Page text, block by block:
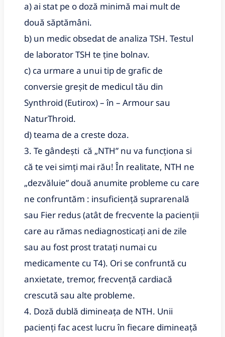
a) ai stat pe o doză minimă mai mult de
două săptămâni.
b) un medic obsedat de analiza TSH. Testul
de laborator TSH te ține bolnav.
c) ca urmare a unui tip de grafic de
conversie greșit de medicul tău din
Synthroid (Eutirox) – în – Armour sau
NaturThroid.
d) teama de a creste doza.
3. Te gândești că „NTH” nu va funcționa si
că te vei simți mai rău! În realitate, NTH ne
„dezvăluie” două anumite probleme cu care
ne confruntăm : insuficiență suprarenală
sau Fier redus (atât de frecvente la pacienții
care au rămas nediagnosticați ani de zile
sau au fost prost tratați numai cu
medicamente cu T4). Ori se confruntă cu
anxietate, tremor, frecvență cardiacă
crescută sau alte probleme.
4. Doză dublă dimineața de NTH. Unii
pacienți fac acest lucru în fiecare dimineață